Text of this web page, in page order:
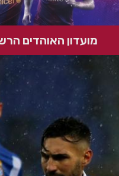
מועדון האוהדים